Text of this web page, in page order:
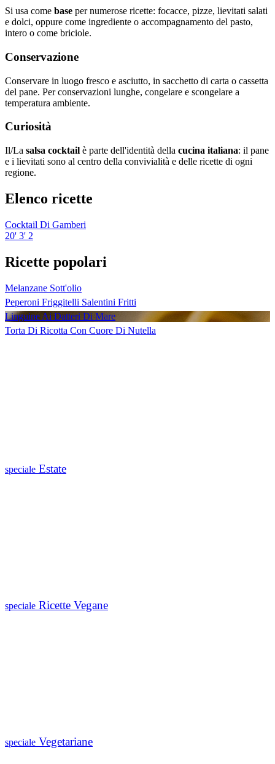
Si usa come base per numerose ricette: focacce, pizze, lievitati salati
e dolci, oppure come ingrediente o accompagnamento del pasto,
intero o come briciole.
Conservazione
Conservare in luogo fresco e asciutto, in sacchetto di carta o cassetta
del pane. Per conservazioni lunghe, congelare e scongelare a
temperatura ambiente.
Curiosità
Il/La salsa cocktail è parte dell'identità della cucina italiana: il pane
e i lievitati sono al centro della convivialità e delle ricette di ogni
regione.
Elenco ricette
Cocktail Di Gamberi
20' 3' 2
Ricette popolari
Melanzane Sott'olio
Peperoni Friggitelli Salentini Fritti
Linguine Ai Datteri Di Mare
Torta Di Ricotta Con Cuore Di Nutella
speciale Estate
speciale Ricette Vegane
speciale Vegetariane